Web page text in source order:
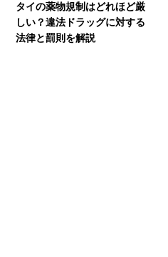
タイの薬物規制はどれほど厳
しい？違法ドラッグに対する
法律と罰則を解説